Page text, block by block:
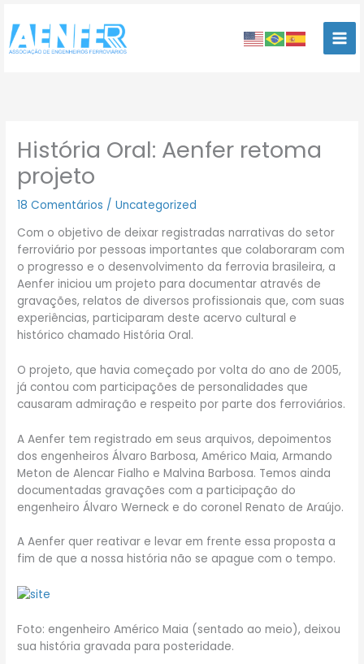
para
conteúdo
História Oral: Aenfer retoma
projeto
18 Comentários /Uncategorized
Com o objetivo de deixar registradas narrativas do setor
ferroviário por pessoas importantes que colaboraram com
o progresso e o desenvolvimento da ferrovia brasileira, a
Aenfer iniciou um projeto para documentar através de
gravações, relatos de diversos profissionais que, com suas
experiências, participaram deste acervo cultural e
histórico chamado História Oral.
O projeto, que havia começado por volta do ano de 2005,
já contou com participações de personalidades que
causaram admiração e respeito por parte dos ferroviários.
A Aenfer tem registrado em seus arquivos, depoimentos
dos engenheiros Álvaro Barbosa, Américo Maia, Armando
Meton de Alencar Fialho e Malvina Barbosa. Temos ainda
documentadas gravações com a participação do
engenheiro Álvaro Werneck e do coronel Renato de Araújo.
A Aenfer quer reativar e levar em frente essa proposta a
fim de que a nossa história não se apague com o tempo.
Foto: engenheiro Américo Maia (sentado ao meio), deixou
sua história gravada para posteridade.